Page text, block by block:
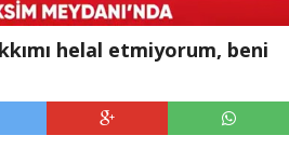
helal etmiyorum, beni